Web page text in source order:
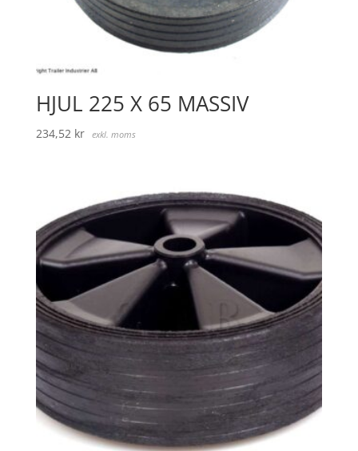
HJUL 225 X 65 MASSIV
234,52 kr exkl. moms